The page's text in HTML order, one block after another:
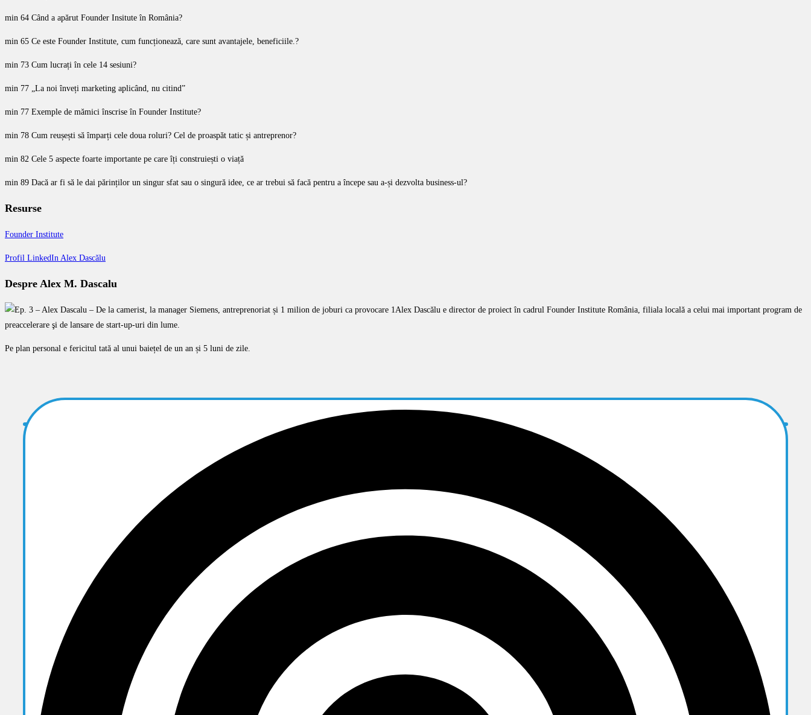
min 64 Când a apărut Founder Insitute în România?
min 65 Ce este Founder Institute, cum funcționează, care sunt avantajele, beneficiile.?
min 73 Cum lucrați în cele 14 sesiuni?
min 77 „La noi înveți marketing aplicând, nu citind”
min 77 Exemple de mămici înscrise în Founder Institute?
min 78 Cum reușești să împarți cele doua roluri? Cel de proaspăt tatic și antreprenor?
min 82 Cele 5 aspecte foarte importante pe care îți construiești o viață
min 89 Dacă ar fi să le dai părinților un singur sfat sau o singură idee, ce ar trebui să facă pentru a începe sau a-și dezvolta business-ul?
Resurse
Founder Institute
Profil LinkedIn Alex Dascălu
Despre Alex M. Dascalu
Alex Dascălu e director de proiect în cadrul Founder Institute România, filiala locală a celui mai important program de
preaccelerare şi de lansare de start-up-uri din lume.
Pe plan personal e fericitul tată al unui baiețel de un an și 5 luni de zile.